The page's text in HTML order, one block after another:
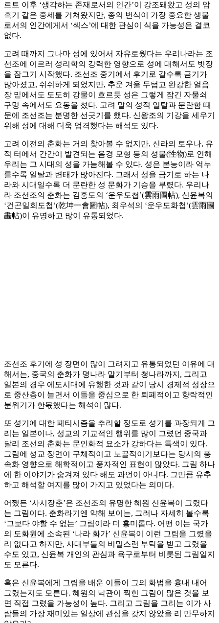
르트 이후 ‘생각하는 존재로서의 인간’이 강조돼왔고 성의 암
흑기 같은 중세를 거쳐왔지만, 종의 번식이 가장 중요한 생물
로서의 인간에게서 ‘섹스’에 대한 관심이 식을 가능성은 결코
없다.
고려 때까지 그나마 성에 있어서 자유로웠다는 우리나라는 조
선조에 이르러 성리학의 강력한 영향으로 성에 대해서도 빗장
을 잠그기 시작했다. 조선조 중기에서 후기로 갈수록 금기가
많아졌고, 쉬쉬하게 되었지만, 추운 겨울 두텁고 완강한 얼음
장 밑에서도 도도히 강물이 흐르듯 성은 그렇게 잠긴 자물쇠
구멍 속에서도 요동을 쳤다. 고려 말의 성적 일탈과 문란함 때
문에 조선조는 분명한 선긋기를 했다. 신왕조의 기강을 세우기
위해 성에 대해 더욱 엄격했다는 해석도 있다.
고려 이전의 춘화는 거의 찾아볼 수 없지만, 신라의 토우나, 유
적 터에서 간간이 발견되는 음경 모형 등의 성물(性物)로 인해
우리는 그 시대의 성을 가늠해볼 수 있다. 성은 본능이라 억누
를수록 일탈과 변태가 많아진다. 그래서 성을 금기로 하는 나
라와 시대일수록 더 문란한 성 문화가 기승을 부렸다. 우리나
라 조선조의 춘화는 김홍도의 ‘운우도첩’(雲雨圖帖), 신윤복의
‘건곤일회도첩’(乾坤一會圖帖), 최우석의 ‘운우도화첩’(雲雨圖
畵帖)이 유명하고 많이 유통되었다.
조선조 후기에 성 장면이 많이 그려지고 유통되었던 이유에 대
해서는, 중국의 춘화가 명나라 말기부터 청나라까지, 그리고
일본의 경우 에도시대에 유행한 것과 같이 당시 경제적 성장으
로 중산층이 늘면서 이들을 중심으로 한 퇴폐적이고 향락적인
분위기가 한몫했다는 해석이 많다.
또 성기에 대한 페티시즘을 추리할 정도로 성기를 과장되게 그
리는 일본이나, 성교의 기교적인 행위를 많이 그렸던 중국과
달리 조선의 춘화는 문인화적 요소가 강하다는 특색이 있다.
그림에 성교 장면이 구체적이고 노골적이기보다는 당시의 풍
속화 영향으로 해학적이고 풍자적인 표현이 많았다. 그림 하나
에 한 이야기가 숨겨져 있다 해도 과언이 아니다. 그만큼 유추
하고 해석할 여지를 많이 가지고 있었다는 의미다.
어쨌든 ‘사시장춘’은 조선조의 유명한 혜원 신윤복이 그렸다
는 그림이다. 춘화라기엔 약해 보이는, 그러나 자세히 볼수록
‘그보다 야할 수 없는’ 그림이라 더 흥미롭다. 어떤 이는 국가
의 도화원에 소속된 ‘나라 화가’ 신윤복이 이런 그림을 그렸을
리 없다고 하지만, 사대부들의 비밀스런 부탁을 받고 그렸을
수도 있고, 신윤복 개인의 관심과 욕구로부터 비롯된 그림일지
도 모른다.
혹은 신윤복에게 그림을 배운 이들이 그의 화법을 흉내 내어
그렸는지도 모른다. 혜원의 낙관이 찍힌 그림이 많은 것을 보
면 직접 그렸을 가능성이 높다. 그리고 그림을 그리는 이가 사
람들의 가장 재미있는 일상에 관심을 갖지 않았을 리 만무하지